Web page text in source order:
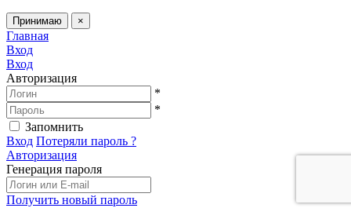
Принимаю ×
Главная
Вход
Вход
Авторизация
*
*
Запомнить
Вход Потеряли пароль ?
Авторизация
Генерация пароля
Получить новый пароль